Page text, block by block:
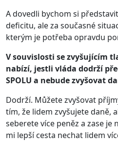
A dovedli bychom si
deficitu, ale za současné
kterým je potřeba opravdu
V souvislosti se zvyšujícím
nabízí, jestli vláda dodrží
SPOLU a nebude zvyšovat
Dodrží. Můžete zvyšovat
tím, že lidem zvyšujete daně,
seberete více peněz a zase
mi lepší cesta nechat lidem